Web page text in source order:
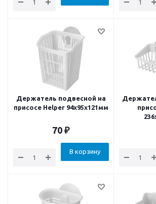
Держатель подвесной на
присосе Helper 94x95x121мм
70 ₽
В корзину